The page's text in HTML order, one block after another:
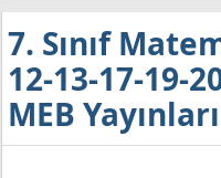
7. Sınıf
12-13-17-19-
MEB Yayınları